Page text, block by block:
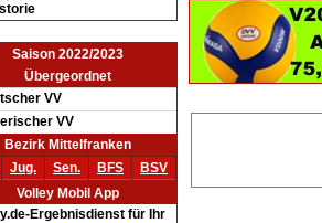
Saison 2022/2023
Übergeordnet
VV
VV
Bezirk Mittelfranken
Jug. Sen. BFS
BSV
Volley Mobil App
Ergebnisdienst für Ihr